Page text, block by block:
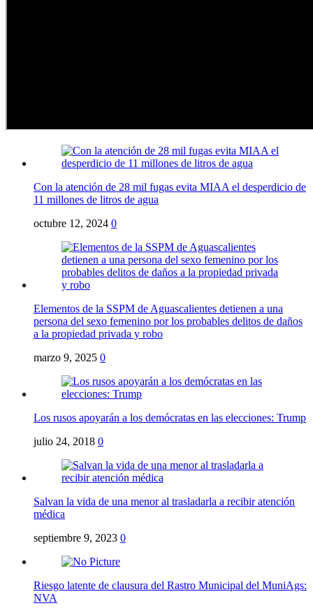
Con la atención de 28 mil fugas evita MIAA el desperdicio de
11 millones de litros de agua
octubre 12, 2024 0
Elementos de la SSPM de Aguascalientes detienen a una
persona del sexo femenino por los probables delitos de daños
a la propiedad privada y robo
marzo 9, 2025 0
Los rusos apoyarán a los demócratas en las elecciones: Trump
julio 24, 2018 0
Salvan la vida de una menor al trasladarla a recibir atención
médica
septiembre 9, 2023 0
Riesgo latente de clausura del Rastro Municipal del MuniAgs:
NVA